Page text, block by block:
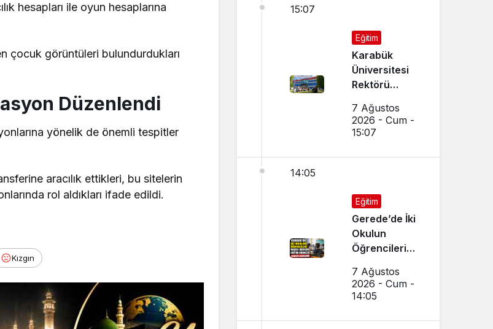
hesapları ile oyun hesaplarına
çocuk görüntüleri bulundurdukları
Düzenlendi
yönelik de önemli tespitler
aracılık ettikleri, bu sitelerin
rol aldıkları ifade edildi.
Kızgın
15:07
Eğitim
Karabük
Üniversitesi
Rektörü
Aday
Öğrencilere
7 Ağustos
2026 - Cum -
15:07
14:05
Eğitim
Gerede’de İki
Okulun
Öğrencileri
Eğitim
Görecek
7 Ağustos
2026 - Cum -
14:05